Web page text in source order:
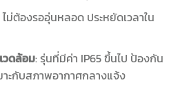
ไม่ต้องรออุ่นหลอด ประหยัดเวลาใน
ดล้อม: รุ่นที่มีค่า IP65 ขึ้นไป ป้องกัน
าะกับสภาพอากาศกลางแจ้ง